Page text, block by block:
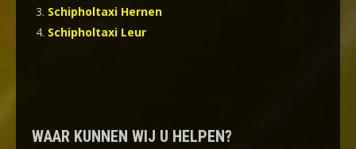
Schipholtaxi Hernen
Schipholtaxi Leur
WAAR KUNNEN WIJ U HELPEN?